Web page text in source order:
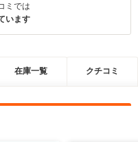
ミでは
います
在庫一覧 クチコミ